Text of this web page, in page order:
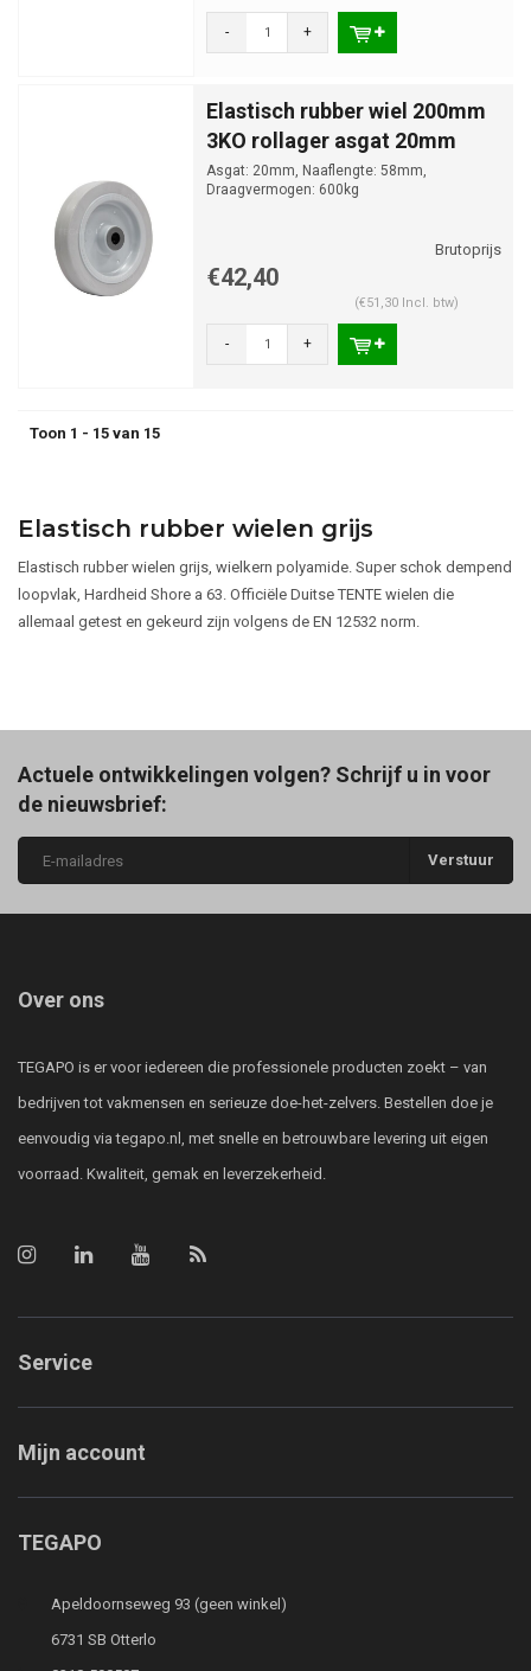
- +
Elastisch rubber wiel 200mm
3KO rollager asgat 20mm
Asgat: 20mm, Naaflengte: 58mm,
Draagvermogen: 600kg
€42,40
(€51,30 Incl. btw)
- +
Toon 1 - 15 van 15
Elastisch rubber wielen grijs
Elastisch rubber wielen grijs, wielkern polyamide. Super schok dempend
loopvlak, Hardheid Shore a 63. Officiële Duitse TENTE wielen die
allemaal getest en gekeurd zijn volgens de EN 12532 norm.
Actuele ontwikkelingen volgen? Schrijf u in voor
de nieuwsbrief:
Verstuur
Over ons
TEGAPO is er voor iedereen die professionele producten zoekt – van
bedrijven tot vakmensen en serieuze doe-het-zelvers. Bestellen doe je
eenvoudig via tegapo.nl, met snelle en betrouwbare levering uit eigen
voorraad. Kwaliteit, gemak en leverzekerheid.
Service
Mijn account
TEGAPO
Apeldoornseweg 93 (geen winkel)
6731 SB Otterlo